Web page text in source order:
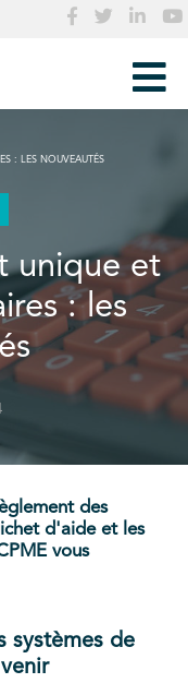
: LES NOUVEAUTÉS
unique et
: les
des
d'aide et les
vous
systèmes de